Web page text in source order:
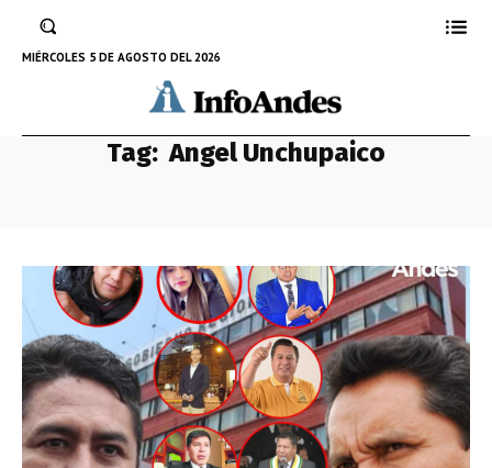
MIÉRCOLES 5 DE AGOSTO DEL 2026
Tag: Angel Unchupaico